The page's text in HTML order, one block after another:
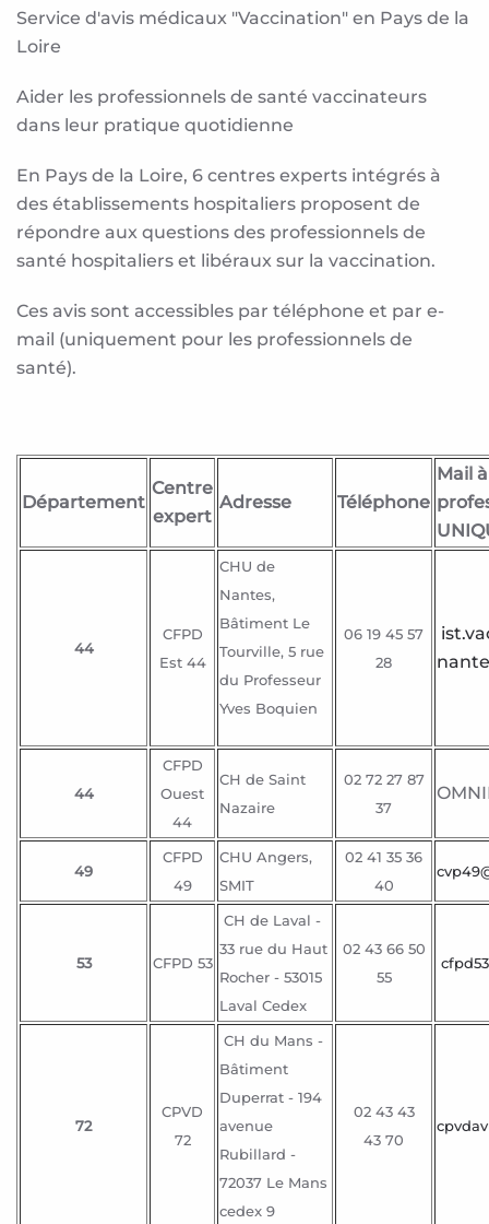
Service d'avis médicaux "Vaccination" en Pays de la
Loire
Aider les professionnels de santé vaccinateurs
dans leur pratique quotidienne
En Pays de la Loire, 6 centres experts intégrés à
des établissements hospitaliers proposent de
répondre aux questions des professionnels de
santé hospitaliers et libéraux sur la vaccination.
Ces avis sont accessibles par téléphone et par e-
mail (uniquement pour les professionnels de
santé).
Département
Centre
expert
Adresse Téléphone
Mail
44
CFPD
Est 44
CHU de
Nantes,
Bâtiment Le
Tourville, 5 rue
du Professeur
Yves Boquien
06 19 45 57
28
44
CFPD
Ouest
44
CH de Saint
Nazaire
02 72 27 87
37
49
CFPD
49
CHU Angers,
SMIT
02 41 35 36
40
53 CFPD 53
CH de Laval -
33 rue du Haut
Rocher - 53015
Laval Cedex
02 43 66 50
55
72
CPVD
72
CH du Mans -
Bâtiment
Duperrat - 194
avenue
Rubillard -
72037 Le Mans
cedex 9
02 43 43
43 70